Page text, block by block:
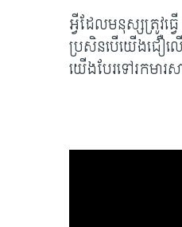
អ្វី​ដែល​មនុស្ស​ត្រូវ​ធ្
ប្រសិន​បើ​យើង​ជឿ​លើ​
យើង​បែរ​ទៅ​រក​មារ​